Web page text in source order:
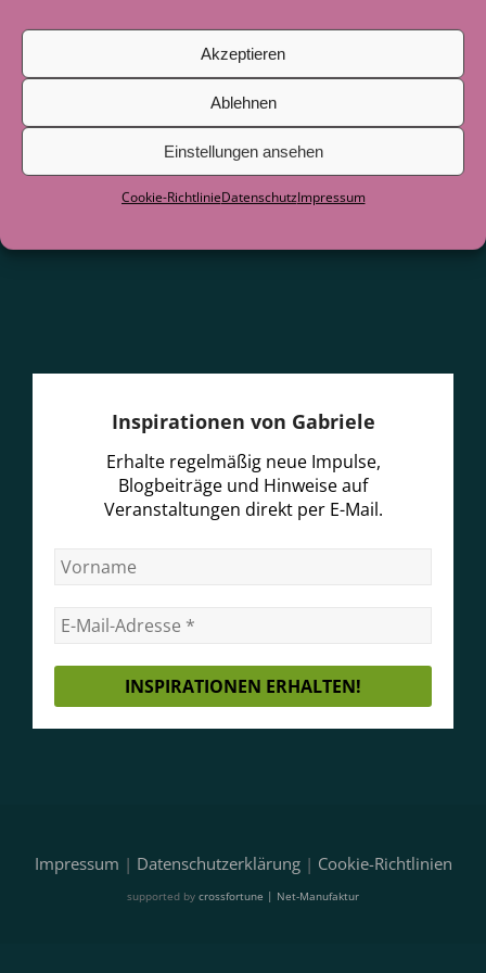
Akzeptieren
Ablehnen
Einstellungen ansehen
Cookie-RichtlinieDatenschutzImpressum
Juni 2026
Als der See zum Lehrer wurde29. Juni
Inspirationen von Gabriele
Erhalte regelmäßig neue Impulse,
Blogbeiträge und Hinweise auf
Veranstaltungen direkt per E-Mail.
Impressum | Datenschutzerklärung| Cookie-Richtlinien
supported by crossfortune | Net-Manufaktur